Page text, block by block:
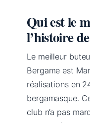
Qui est le
l’histoire
Le meilleur
Bergame est
réalisations en
bergamasque.
club n’a pas